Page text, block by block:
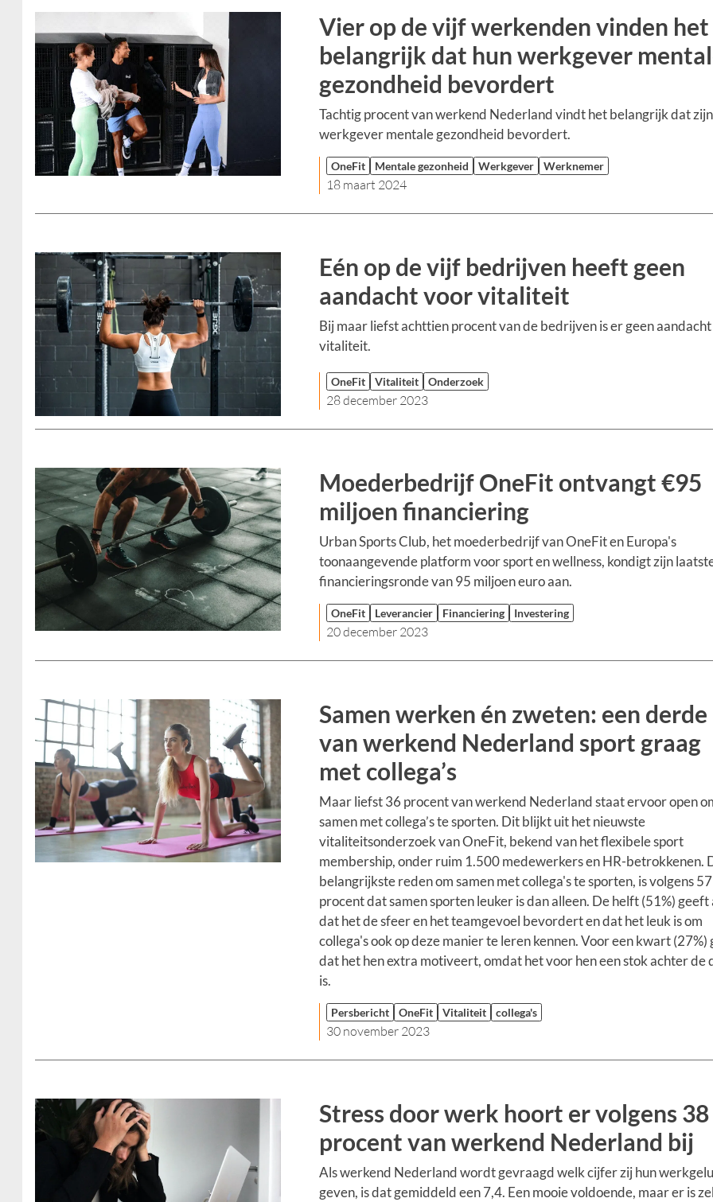
Vier op de vijf werkenden vinden het
belangrijk dat hun werkgever
gezondheid bevordert
Tachtig procent van werkend Nederland vindt het belangrijk dat zijn
werkgever mentale gezondheid bevordert.
OneFit Mentale gezonheid Werkgever Werknemer
18 maart 2024
Eén op de vijf bedrijven heeft geen
aandacht voor vitaliteit
Bij maar liefst achttien procent van de bedrijven is er geen
vitaliteit.
OneFit Vitaliteit Onderzoek
28 december 2023
Moederbedrijf OneFit ontvangt €95
miljoen financiering
Urban Sports Club, het moederbedrijf van OneFit en Europa's
toonaangevende platform voor sport en wellness, kondigt zijn
financieringsronde van 95 miljoen euro aan.
OneFit Leverancier Financiering Investering
20 december 2023
Samen werken én zweten: een derde
van werkend Nederland sport graag
met collega’s
Maar liefst 36 procent van werkend Nederland staat ervoor open
samen met collega’s te sporten. Dit blijkt uit het nieuwste
vitaliteitsonderzoek van OneFit, bekend van het flexibele sport
membership, onder ruim 1.500 medewerkers en HR-betrokkenen.
belangrijkste reden om samen met collega's te sporten, is volgens 57
procent dat samen sporten leuker is dan alleen. De helft (51%) geeft
dat het de sfeer en het teamgevoel bevordert en dat het leuk is om
collega's ook op deze manier te leren kennen. Voor een kwart (27%)
dat het hen extra motiveert, omdat het voor hen een stok achter de
is.
Persbericht OneFit Vitaliteit collega's
30 november 2023
Stress door werk hoort er volgens 38
procent van werkend Nederland bij
Als werkend Nederland wordt gevraagd welk cijfer zij hun
geven, is dat gemiddeld een 7,4. Een mooie voldoende, maar er is